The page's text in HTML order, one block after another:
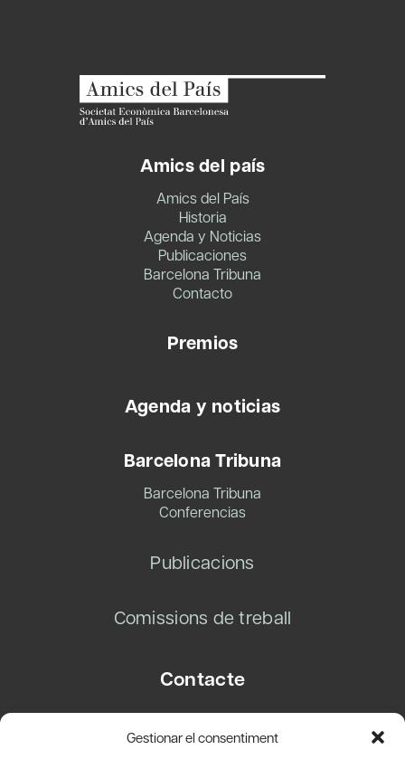
Gestionar el consentiment
Amics del país
Amics del País
Historia
Agenda y Noticias
Publicaciones
Barcelona Tribuna
Contacto
Premios
Agenda y noticias
Barcelona Tribuna
Barcelona Tribuna
Conferencias
Publicacions
Comissions de treball
Contacte
08003 Barcelona